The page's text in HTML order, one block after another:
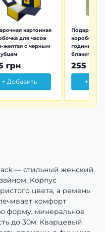
картонная
для часов
желтая с черным
грн
+ Добавить
коробочка
годинника
блакитна
255 грн
+
— стильный женский
Корпус
цвета, а ремень
комфорт
форму, минеральное
до 30м. Кварцевый